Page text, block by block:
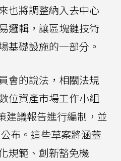
也將調整納入去中心
邏輯，讓區塊鏈技術
基礎設施的一部分。
會的說法，相關法規
位資產市場工作小組
建議報告進行編制，並
布。這些草案將涵蓋
規範、創新豁免機